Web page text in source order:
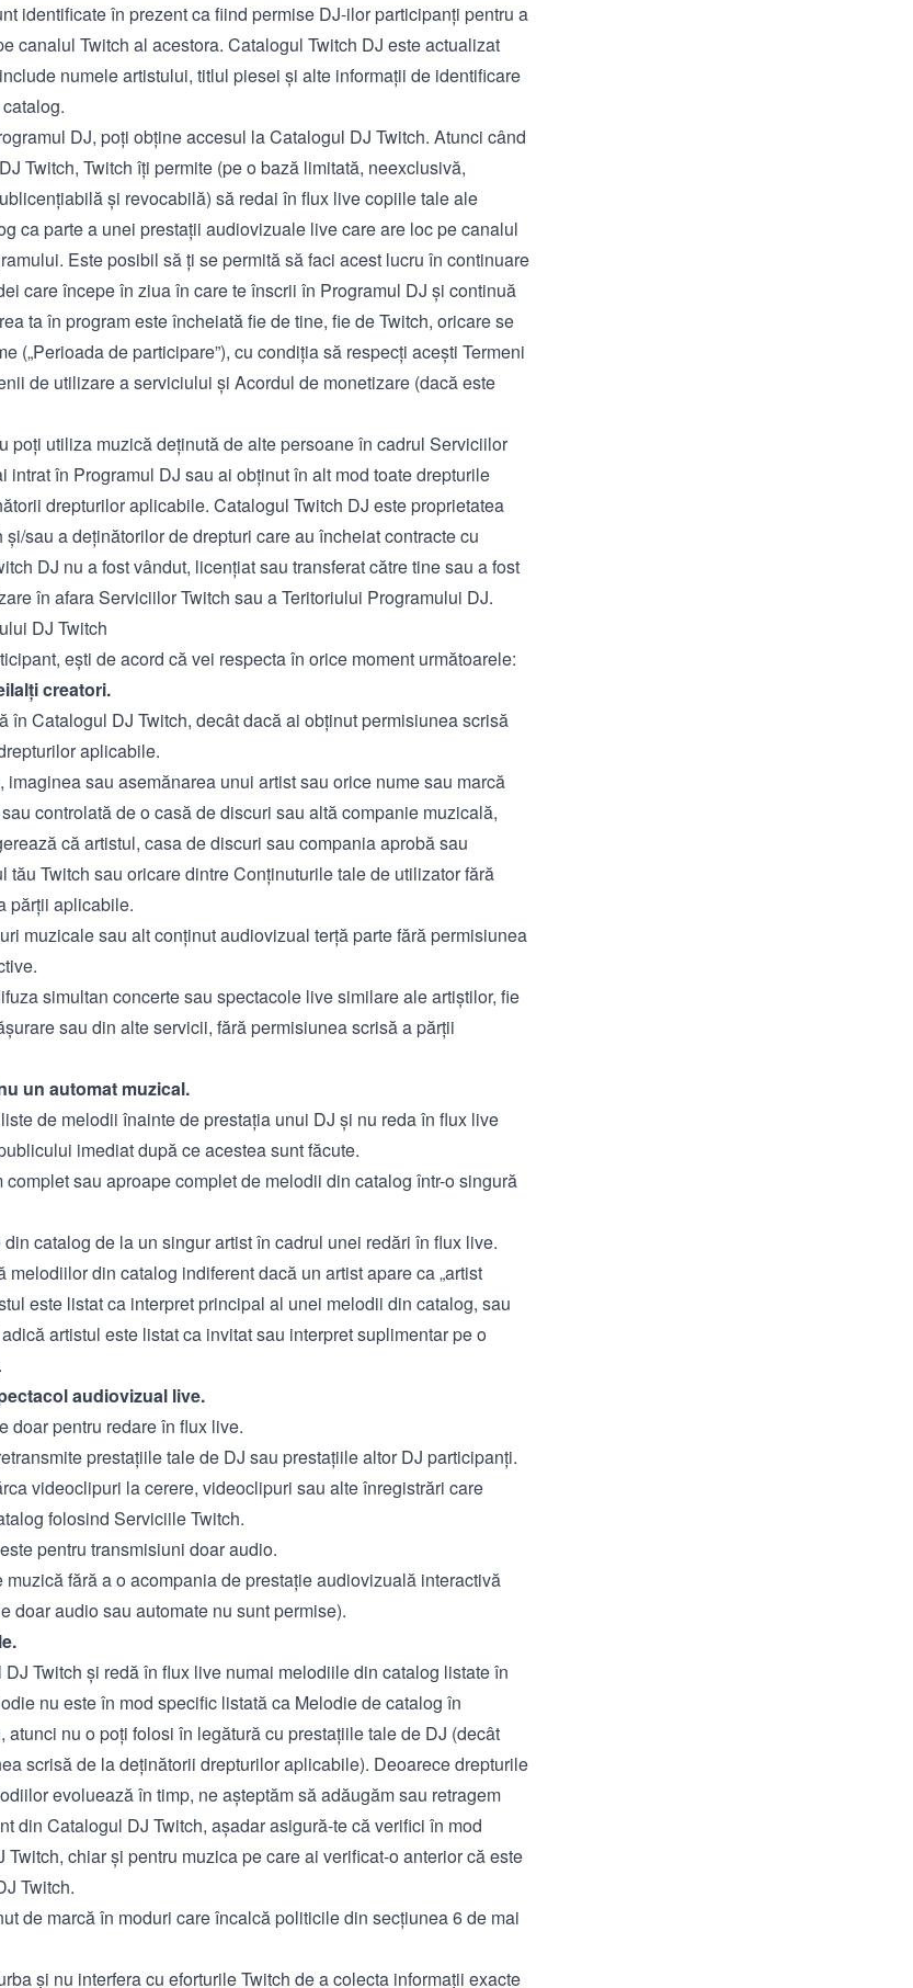
identificate în prezent ca fiind permise DJ-ilor participanți pentru a
canalul Twitch al acestora. Catalogul Twitch DJ este actualizat
numele artistului, titlul piesei și alte informații de identificare
DJ, poți obține accesul la Catalogul DJ Twitch. Atunci când
Twitch, Twitch îți permite (pe o bază limitată, neexclusivă,
și revocabilă) să redai în flux live copiile tale ale
ca parte a unei prestații audiovizuale live care are loc pe canalul
Este posibil să ți se permită să faci acest lucru în continuare
care începe în ziua în care te înscrii în Programul DJ și continuă
ta în program este încheiată fie de tine, fie de Twitch, oricare se
(„Perioada de participare”), cu condiția să respecți acești Termeni
de utilizare a serviciului și Acordul de monetizare (dacă este
poți utiliza muzică deținută de alte persoane în cadrul Serviciilor
intrat în Programul DJ sau ai obținut în alt mod toate drepturile
drepturilor aplicabile. Catalogul Twitch DJ este proprietatea
și/sau a deținătorilor de drepturi care au încheiat contracte cu
DJ nu a fost vândut, licențiat sau transferat către tine sau a fost
în afara Serviciilor Twitch sau a Teritoriului Programului DJ.
DJ Twitch
ești de acord că vei respecta în orice moment următoarele:
creatori.
în Catalogul DJ Twitch, decât dacă ai obținut permisiunea scrisă
aplicabile.
imaginea sau asemănarea unui artist sau orice nume sau marcă
controlată de o casă de discuri sau altă companie muzicală,
că artistul, casa de discuri sau compania aprobă sau
tău Twitch sau oricare dintre Conținuturile tale de utilizator fără
părții aplicabile.
muzicale sau alt conținut audiovizual terță parte fără permisiunea
simultan concerte sau spectacole live similare ale artiștilor, fie
sau din alte servicii, fără permisiunea scrisă a părții
un automat muzical.
de melodii înainte de prestația unui DJ și nu reda în flux live
imediat după ce acestea sunt făcute.
complet sau aproape complet de melodii din catalog într-o singură
catalog de la un singur artist în cadrul unei redări în flux live.
melodiilor din catalog indiferent dacă un artist apare ca „artist
este listat ca interpret principal al unei melodii din catalog, sau
adică artistul este listat ca invitat sau interpret suplimentar pe o
audiovizual live.
doar pentru redare în flux live.
prestațiile tale de DJ sau prestațiile altor DJ participanți.
videoclipuri la cerere, videoclipuri sau alte înregistrări care
folosind Serviciile Twitch.
pentru transmisiuni doar audio.
muzică fără a o acompania de prestație audiovizuală interactivă
doar audio sau automate nu sunt permise).
Twitch și redă în flux live numai melodiile din catalog listate în
nu este în mod specific listată ca Melodie de catalog în
atunci nu o poți folosi în legătură cu prestațiile tale de DJ (decât
scrisă de la deținătorii drepturilor aplicabile). Deoarece drepturile
evoluează în timp, ne așteptăm să adăugăm sau retragem
din Catalogul DJ Twitch, așadar asigură-te că verifici în mod
Twitch, chiar și pentru muzica pe care ai verificat-o anterior că este
Twitch.
de marcă în moduri care încalcă politicile din secțiunea 6 de mai
și nu interfera cu eforturile Twitch de a colecta informații exacte